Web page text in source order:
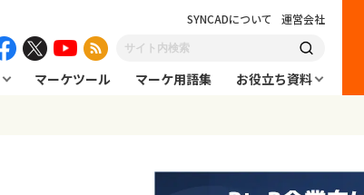
SYNCADについて 運営会社
マーケツール マーケ用語集
お役立ち資料